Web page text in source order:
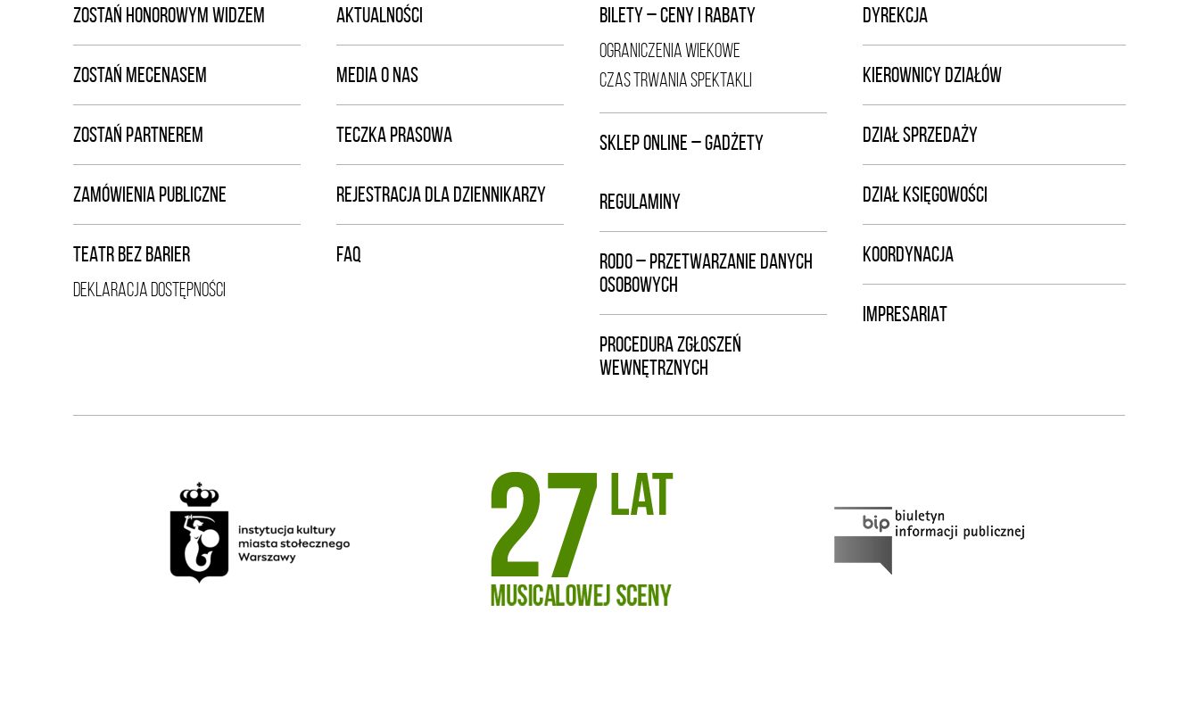
ZOSTAŃ HONOROWYM WIDZEM
ZOSTAŃ MECENASEM
ZOSTAŃ PARTNEREM
ZAMÓWIENIA PUBLICZNE
TEATR BEZ BARIER
DEKLARACJA DOSTĘPNOŚCI
AKTUALNOŚCI
MEDIA O NAS
TECZKA PRASOWA
REJESTRACJA DLA DZIENNIKARZY
FAQ
BILETY – CENY I RABATY
OGRANICZENIA WIEKOWE
CZAS TRWANIA SPEKTAKLI
SKLEP ONLINE – GADŻETY
REGULAMINY
RODO – PRZETWARZANIE DANYCH
OSOBOWYCH
PROCEDURA ZGŁOSZEŃ
WEWNĘTRZNYCH
DYREKCJA
KIEROWNICY DZIAŁÓW
DZIAŁ SPRZEDAŻY
DZIAŁ KSIĘGOWOŚCI
KOORDYNACJA
IMPRESARIAT